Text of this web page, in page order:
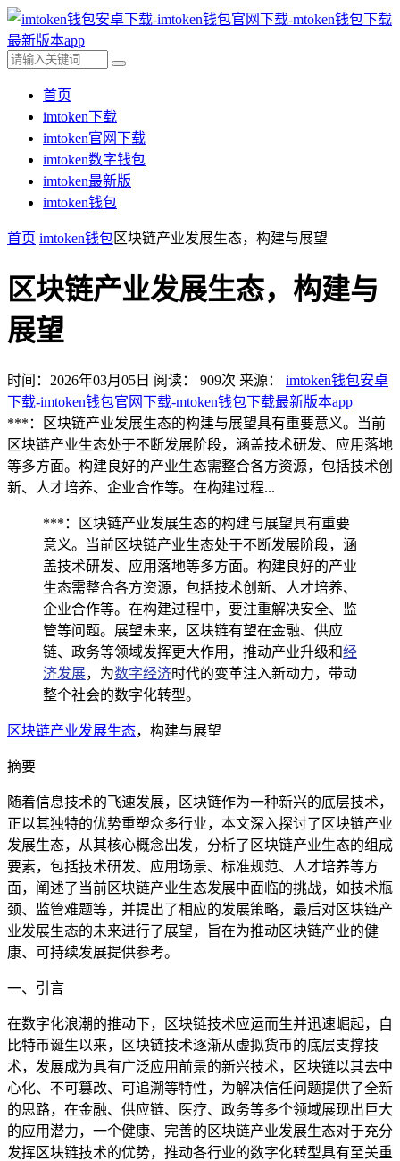
首页
imtoken下载
imtoken官网下载
imtoken数字钱包
imtoken最新版
imtoken钱包
首页 imtoken钱包区块链产业发展生态，构建与展望
区块链产业发展生态，构建与
展望
时间：2026年03月05日 阅读： 909次 来源： imtoken钱包安卓
下载-imtoken钱包官网下载-mtoken钱包下载最新版本app
***：区块链产业发展生态的构建与展望具有重要意义。当前
区块链产业生态处于不断发展阶段，涵盖技术研发、应用落地
等多方面。构建良好的产业生态需整合各方资源，包括技术创
新、人才培养、企业合作等。在构建过程...
***：区块链产业发展生态的构建与展望具有重要
意义。当前区块链产业生态处于不断发展阶段，涵
盖技术研发、应用落地等多方面。构建良好的产业
生态需整合各方资源，包括技术创新、人才培养、
企业合作等。在构建过程中，要注重解决安全、监
管等问题。展望未来，区块链有望在金融、供应
链、政务等领域发挥更大作用，推动产业升级和经
济发展，为数字经济时代的变革注入新动力，带动
整个社会的数字化转型。
区块链产业发展生态，构建与展望
摘要
随着信息技术的飞速发展，区块链作为一种新兴的底层技术，
正以其独特的优势重塑众多行业，本文深入探讨了区块链产业
发展生态，从其核心概念出发，分析了区块链产业生态的组成
要素，包括技术研发、应用场景、标准规范、人才培养等方
面，阐述了当前区块链产业生态发展中面临的挑战，如技术瓶
颈、监管难题等，并提出了相应的发展策略，最后对区块链产
业发展生态的未来进行了展望，旨在为推动区块链产业的健
康、可持续发展提供参考。
一、引言
在数字化浪潮的推动下，区块链技术应运而生并迅速崛起，自
比特币诞生以来，区块链技术逐渐从虚拟货币的底层支撑技
术，发展成为具有广泛应用前景的新兴技术，区块链以其去中
心化、不可篡改、可追溯等特性，为解决信任问题提供了全新
的思路，在金融、供应链、医疗、政务等多个领域展现出巨大
的应用潜力，一个健康、完善的区块链产业发展生态对于充分
发挥区块链技术的优势，推动各行业的数字化转型具有至关重